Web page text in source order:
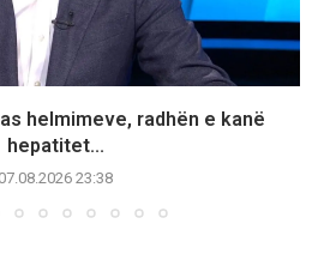
helmimeve, radhën e kanë
hepatitet...
07.08.2026 23:38